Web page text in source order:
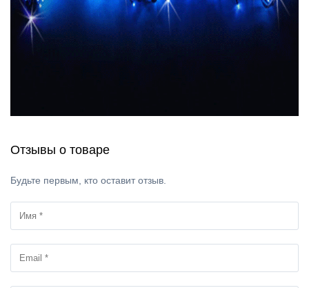
Отзывы о товаре
Будьте первым, кто оставит отзыв.